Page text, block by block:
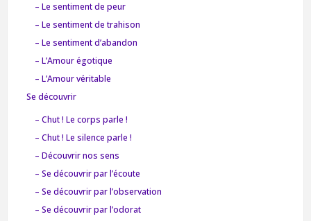
– Le sentiment de peur
– Le sentiment de trahison
– Le sentiment d’abandon
– L’Amour égotique
– L’Amour véritable
Se découvrir
– Chut ! Le corps parle !
– Chut ! Le silence parle !
– Découvrir nos sens
– Se découvrir par l’écoute
– Se découvrir par l’observation
– Se découvrir par l’odorat